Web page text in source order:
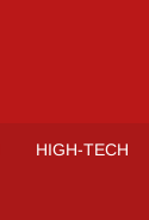
HIGH-TECH